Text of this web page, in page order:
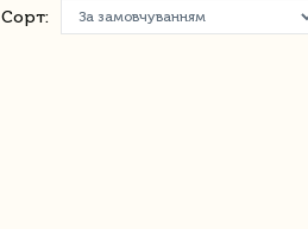
Сорт: